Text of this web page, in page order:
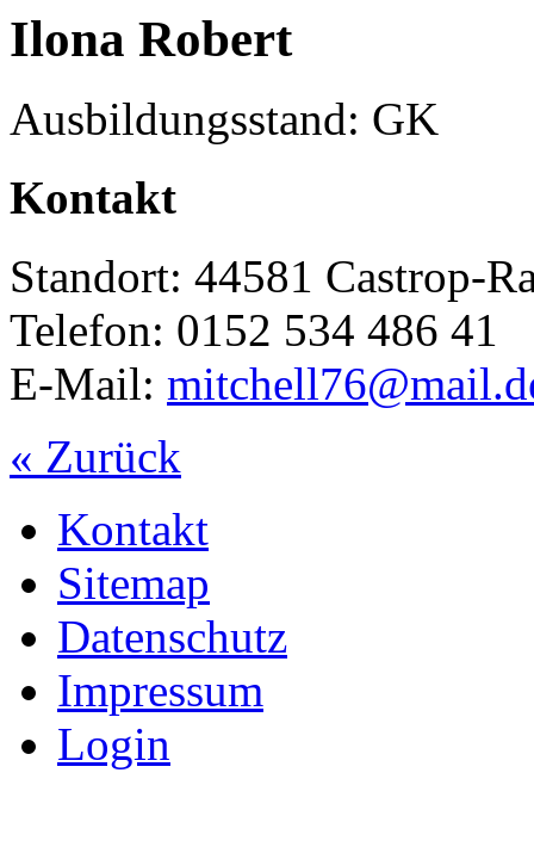
Ilona Robert
Ausbildungsstand: GK
Kontakt
Standort: 44581 Castrop-
Telefon: 0152 534 486 41
E-Mail:
« Zurück
Kontakt
Sitemap
Datenschutz
Impressum
Login